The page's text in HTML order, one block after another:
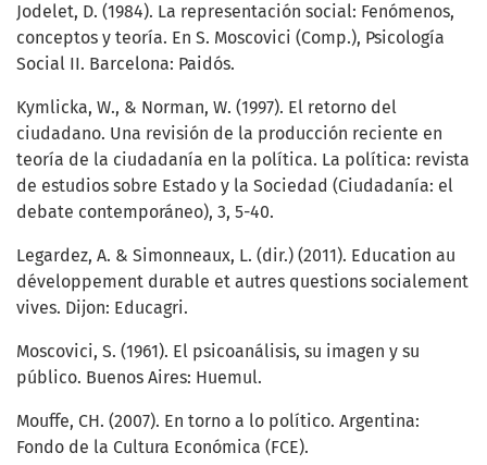
Jodelet, D. (1984). La representación social: Fenómenos,
conceptos y teoría. En S. Moscovici (Comp.), Psicología
Social II. Barcelona: Paidós.
Kymlicka, W., & Norman, W. (1997). El retorno del
ciudadano. Una revisión de la producción reciente en
teoría de la ciudadanía en la política. La política: revista
de estudios sobre Estado y la Sociedad (Ciudadanía: el
debate contemporáneo), 3, 5-40.
Legardez, A. & Simonneaux, L. (dir.) (2011). Education au
développement durable et autres questions socialement
vives. Dijon: Educagri.
Moscovici, S. (1961). El psicoanálisis, su imagen y su
público. Buenos Aires: Huemul.
Mouffe, CH. (2007). En torno a lo político. Argentina:
Fondo de la Cultura Económica (FCE).